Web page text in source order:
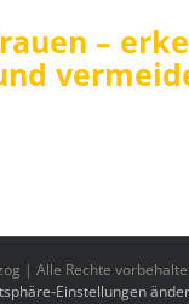
–
| Alle Rechte
Einstellungen